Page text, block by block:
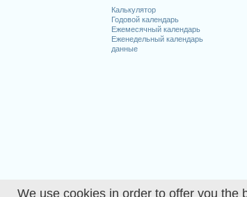
We use cookies in order to offer you the
Калькулятор
Годовой календарь
Ежемесячный календарь
Еженедельный календарь
данные